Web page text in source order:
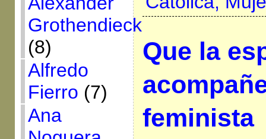
Grothendieck
(8)
Alfredo
Fierro (7)
Ana
Que la
feminista